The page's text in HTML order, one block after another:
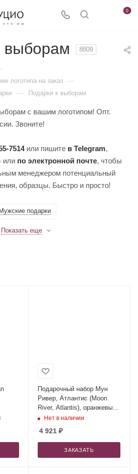
0
выборам 8809
логотипа на заказ —
— Подарки к выборам
с вашим логотипом! Опт.
Звоните!
7514или пишите в Telegram,
или по электронной почте, чтобы
менеджером потенциальный
образцы. Быстро и просто!
Мужские подарки
Показать еще
Подарочный набор Мун
Ривер, Атлантис (Moon
River, Atlantis), оранжевый
(ежедневник, ручка,
аккумулятор)
Нет в наличии
4 921₽
ЗАКАЗАТЬ